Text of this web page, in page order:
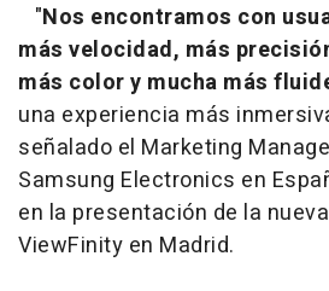
"Nos encontramos con
más velocidad, más
más color y mucha más
una experiencia más
señalado el Marketing
Samsung Electronics en
en la presentación de la
ViewFinity en Madrid.